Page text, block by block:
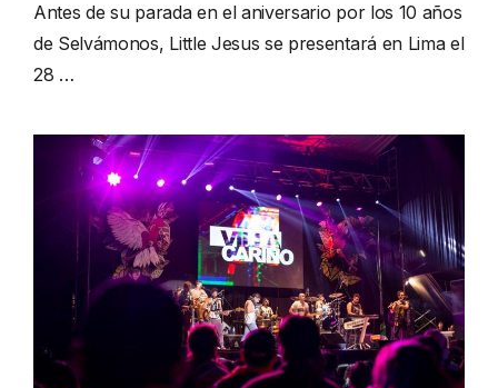
Antes de su parada en el aniversario por los 10 años
de Selvámonos, Little Jesus se presentará en Lima el
28 …